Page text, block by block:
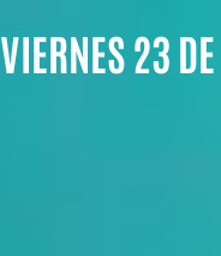
VIERNES 23